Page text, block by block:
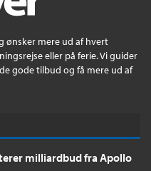
ønsker mere ud af hvert
eller på ferie. Vi guider
gode tilbud og få mere ud af
milliardbud fra Apollo